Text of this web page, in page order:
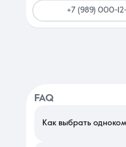
+7 (989) 000-
FAQ
Как выбрать